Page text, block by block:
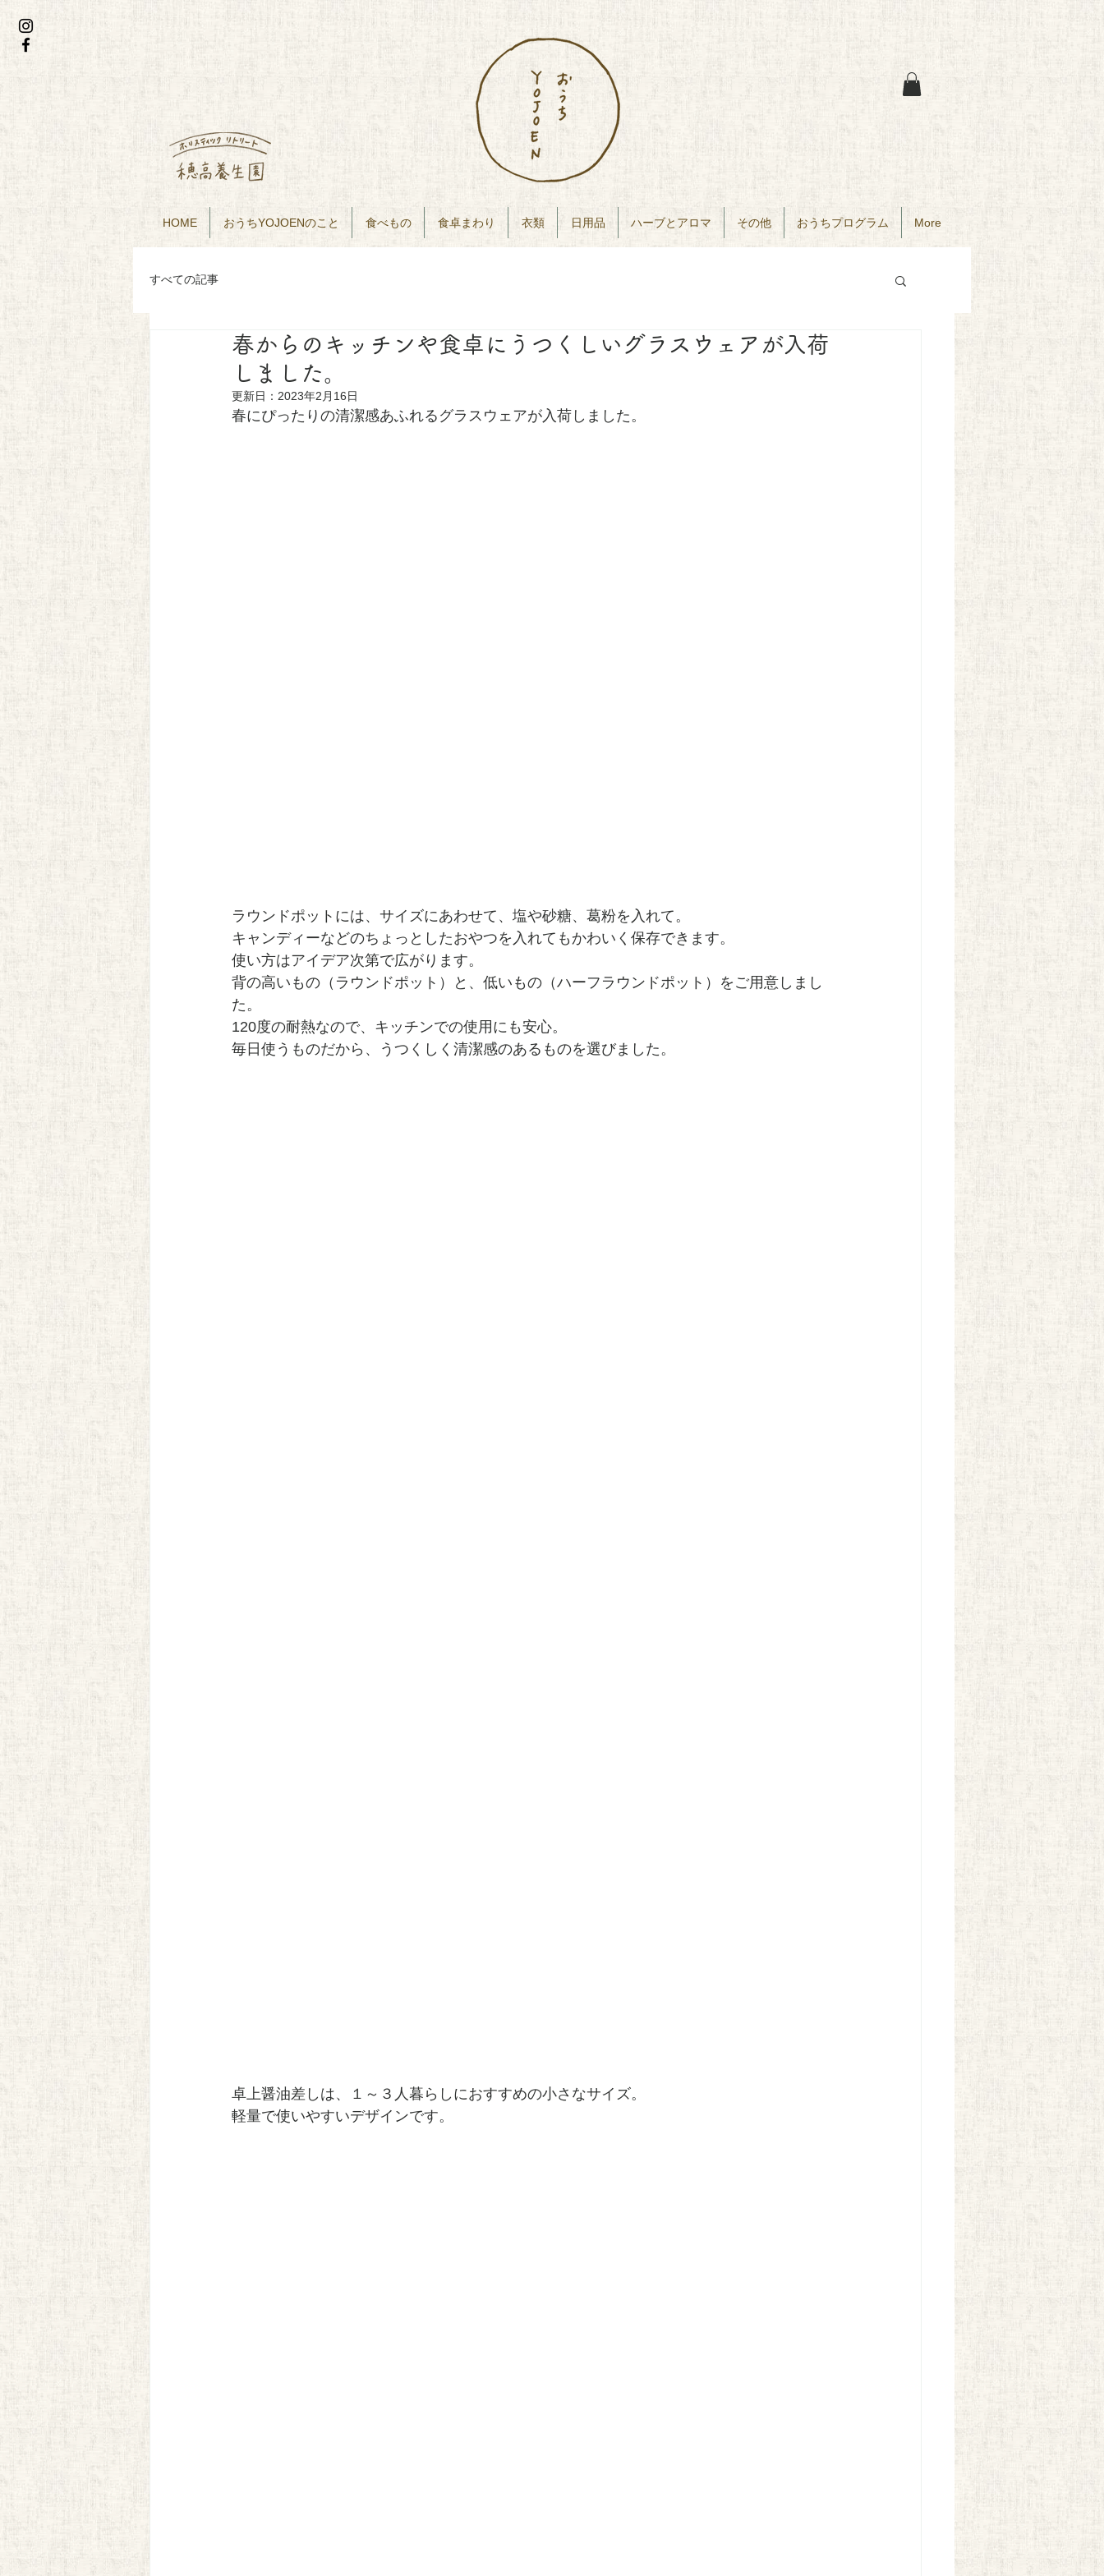
HOME おうちYOJOENのこと 食べもの 食卓まわり 衣類 日用品 ハーブとアロマ その他 おうちプログラム More
すべての記事
春からのキッチンや食卓にうつくしいグラスウェアが入荷
しました。
更新日： 2023年2月16日
春にぴったりの清潔感あふれるグラスウェアが入荷しました。
ラウンドポットには、サイズにあわせて、塩や砂糖、葛粉を入れて。
キャンディーなどのちょっとしたおやつを入れてもかわいく保存できます。
使い方はアイデア次第で広がります。
背の高いもの（ラウンドポット）と、低いもの（ハーフラウンドポット）をご用意しまし
た。
120度の耐熱なので、キッチンでの使用にも安心。
毎日使うものだから、うつくしく清潔感のあるものを選びました。
卓上醤油差しは、１～３人暮らしにおすすめの小さなサイズ。
軽量で使いやすいデザインです。